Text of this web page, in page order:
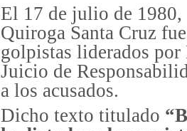
El 17 de julio de 1980,
Quiroga Santa Cruz
golpistas liderados
Juicio de
a los acusados.
Dicho texto titulado